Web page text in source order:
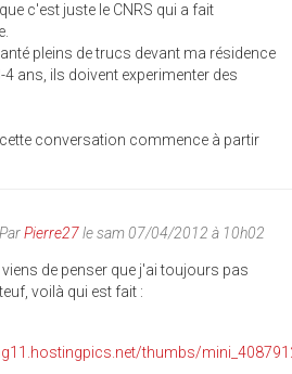
c'est juste le CNRS qui a fait
pleins de trucs devant ma résidence
4 ans, ils doivent experimenter des
conversation commence à partir
ParPierre27le sam 07/04/2012 à 10h02
viens de penser que j'ai toujours pas
voilà qui est fait :